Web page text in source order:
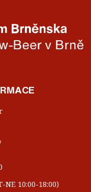
10:00-18:00)